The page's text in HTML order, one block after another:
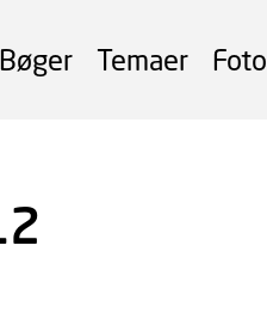
Bøger Temaer